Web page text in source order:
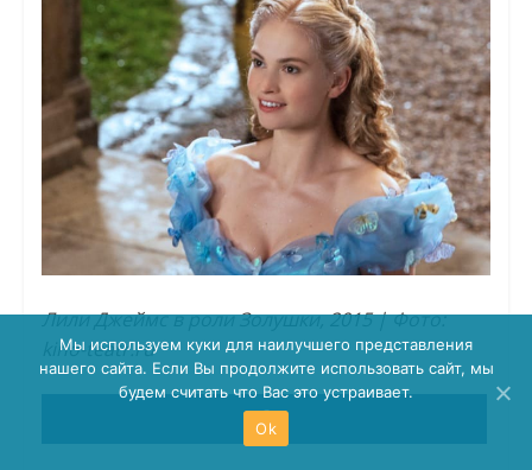
Лили Джеймс в роли Золушки, 2015 | Фото:
kino-teatr.ru
Мы используем куки для наилучшего представления
нашего сайта. Если Вы продолжите использовать сайт, мы
будем считать что Вас это устраивает.
Ok